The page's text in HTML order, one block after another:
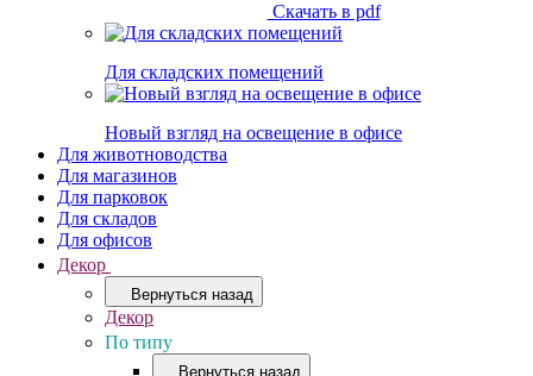
Скачать в pdf
Для складских помещений
Новый взгляд на освещение в офисе
Для животноводства
Для магазинов
Для парковок
Для складов
Для офисов
Декор
Вернуться назад
Декор
По типу
Вернуться назад